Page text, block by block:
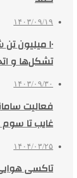
۱۴۰۳/۰۹/۱۹
۱۰ میلیون
تشکل‌ها و
۱۴۰۳/۰۹/۳۰
فعالیت
غایب تا
۱۴۰۴/۰۳/۲۵
تاکسی هوایی با برد ۳۰